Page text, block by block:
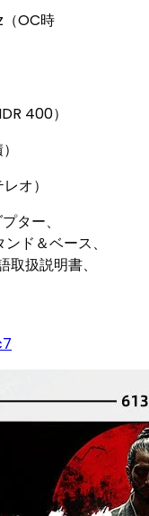
OC時
400）
オ）
ター、
ド＆ベース、
扱説明書、